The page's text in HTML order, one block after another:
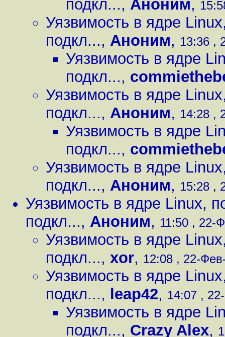
подкл..., Аноним,
Уязвимость в ядре
подкл..., Аноним, 13:36 ,
Уязвимость в ядре
подкл...,
Уязвимость в ядре
подкл..., Аноним, 14:28 ,
Уязвимость в ядре
подкл...,
Уязвимость в ядре
подкл..., Аноним, 15:28 ,
Уязвимость в ядре Linux,
подкл..., Аноним, 11:50 , 22-
Уязвимость в ядре
подкл..., xor, 12:08 , 22-
Уязвимость в ядре
подкл..., leap42, 14:07 ,
Уязвимость в ядре
подкл..., Crazy Alex,